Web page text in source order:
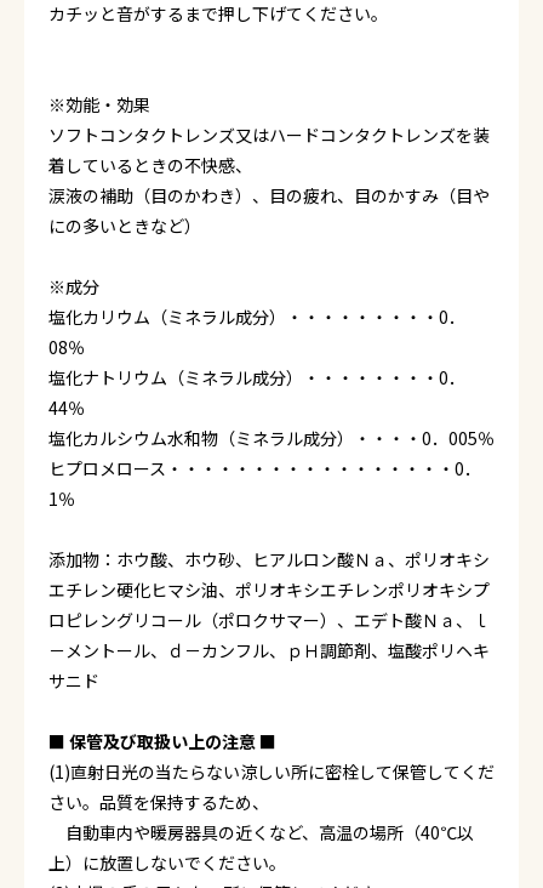
カチッと音がするまで押し下げてください。
※効能・効果
ソフトコンタクトレンズ又はハードコンタクトレンズを装
着しているときの不快感、
涙液の補助（目のかわき）、目の疲れ、目のかすみ（目や
にの多いときなど）
※成分
塩化カリウム（ミネラル成分）・・・・・・・・・0．
08％
塩化ナトリウム（ミネラル成分）・・・・・・・・0．
44％
塩化カルシウム水和物（ミネラル成分）・・・・0．005％
ヒプロメロース・・・・・・・・・・・・・・・・・0．
1％
添加物：ホウ酸、ホウ砂、ヒアルロン酸Ｎａ、ポリオキシ
エチレン硬化ヒマシ油、ポリオキシエチレンポリオキシプ
ロピレングリコール（ポロクサマー）、エデト酸Ｎａ、ｌ
－メントール、ｄ－カンフル、ｐＨ調節剤、塩酸ポリヘキ
サニド
■ 保管及び取扱い上の注意 ■
(1)直射日光の当たらない涼しい所に密栓して保管してくだ
さい。品質を保持するため、
自動車内や暖房器具の近くなど、高温の場所（40℃以
上）に放置しないでください。